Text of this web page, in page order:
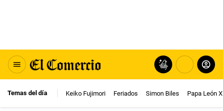
Temas del día Keiko Fujimori Feriados Simon Biles Papa León